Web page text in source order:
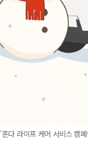
'혼다 라이프 케어 서비스 캠